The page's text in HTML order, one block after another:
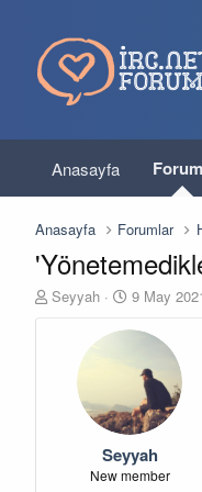
Anasayfa
Anasayfa Forumlar
K
Seyyah
B
ş
g
ı
ç
t
9 May
Seyyah
New member